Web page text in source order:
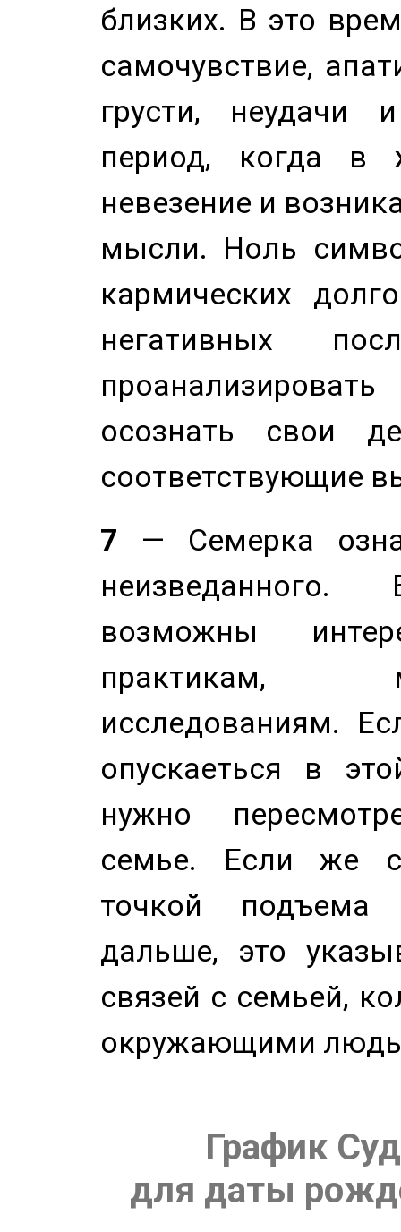
близких. В это
самочувствие,
грусти, неудачи
период, когда в
невезение и
мысли. Ноль
кармических
негативных
осознать свои
соответствующие
7 — Семерка
возможны
практикам,
исследованиям.
опускаеться в
нужно
семье. Если же
точкой
дальше, это
связей с семьей,
окружающими
График
для даты